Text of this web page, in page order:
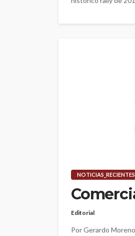
NOTICIAS_RECIENTES
Editorial
Por Gerardo